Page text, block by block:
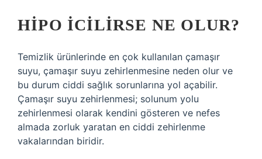
HIPO ICILIRSE NE OLUR?
Temizlik ürünlerinde en çok kullanılan çamaşır
suyu, çamaşır suyu zehirlenmesine neden olur ve
bu durum ciddi sağlık sorunlarına yol açabilir.
Çamaşır suyu zehirlenmesi; solunum yolu
zehirlenmesi olarak kendini gösteren ve nefes
almada zorluk yaratan en ciddi zehirlenme
vakalarından biridir.